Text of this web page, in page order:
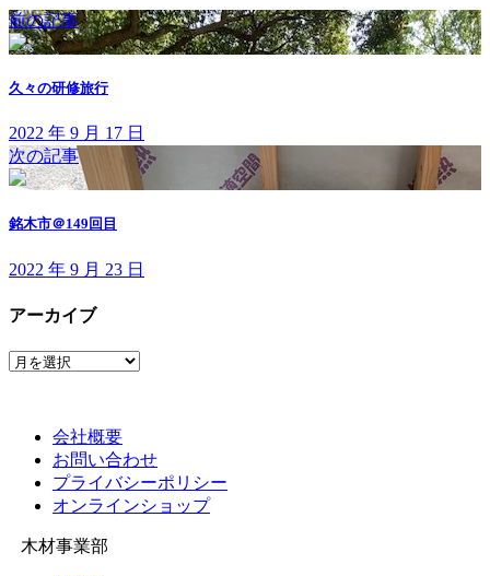
前の記事
久々の研修旅行
2022 年 9 月 17 日
次の記事
銘木市＠149回目
2022 年 9 月 23 日
アーカイブ
ア
会社概要
お問い合わせ
プライバシーポリシー
オンラインショップ
木材事業部